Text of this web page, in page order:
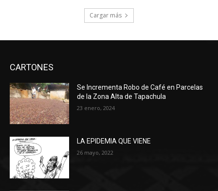
Cargar más
CARTONES
Se Incrementa Robo de Café en Parcelas
de la Zona Alta de Tapachula
23 enero, 2024
LA EPIDEMIA QUE VIENE
26 mayo, 2022